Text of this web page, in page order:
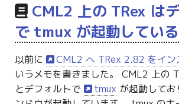
ファイルの読み書き
ログ関連
条件分岐
型指定
CML2 上の TRex は
で tmux が起動している
以前に CML2 へ TRex 2.82 をイン
いうメモを書きました。 CML2 上の
とデフォルトで
tmux が起動して